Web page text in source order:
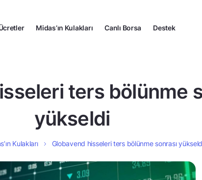
Midas’ın Kulakları Canlı Borsa Destek
ters bölünme
yükseldi
Kulakları Globavend hisseleri ters bölünme sonrası